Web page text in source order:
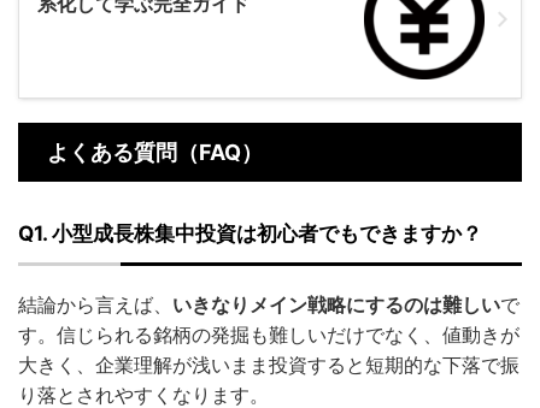
よくある質問（FAQ）
Q1. 小型成長株集中投資は初心者でもできますか？
結論から言えば、 いきなりメイン戦略にするのは難しいで
す。信じられる銘柄の発掘も難しいだけでなく、値動きが
大きく、企業理解が浅いまま投資すると短期的な下落で振
り落とされやすくなります。